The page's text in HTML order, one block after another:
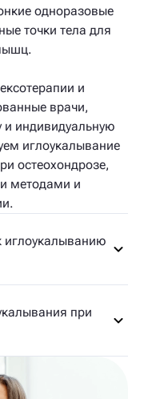
одноразовые
точки тела для
и
врачи,
и индивидуальную
иглоукалывание
остеохондрозе,
методами и
иглоукалыванию
при